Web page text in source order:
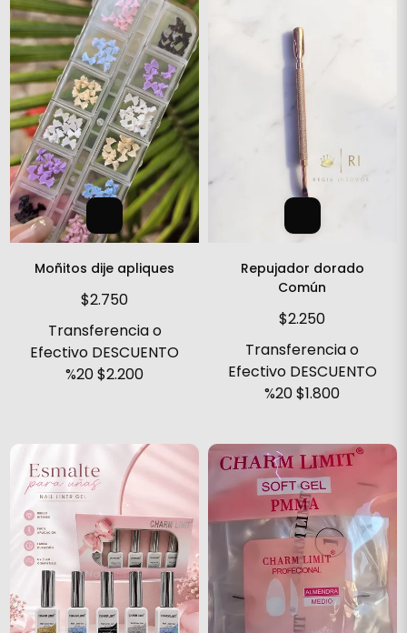
Moñitos dije apliques
$2.750
Transferencia o
Efectivo DESCUENTO
%20$2.200
Repujador dorado
Común
$2.250
Transferencia o
Efectivo DESCUENTO
%20$1.800